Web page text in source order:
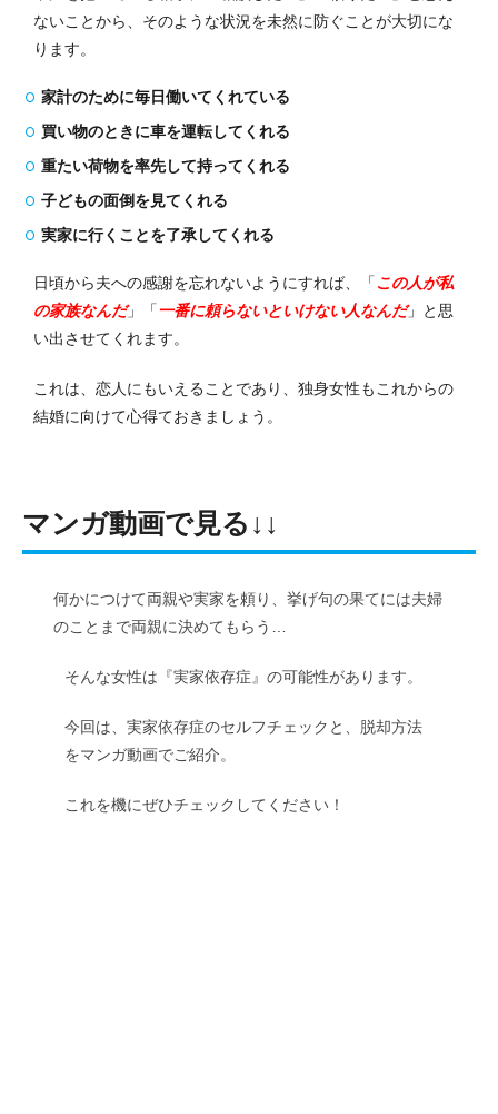
ないことから、そのような状況を未然に防ぐことが大切にな
ります。
家計のために毎日働いてくれている
買い物のときに車を運転してくれる
重たい荷物を率先して持ってくれる
子どもの面倒を見てくれる
実家に行くことを了承してくれる
日頃から夫への感謝を忘れないようにすれば、「 この人が私
の家族なんだ」「 一番に頼らないといけない人なんだ」と思
い出させてくれます。
これは、恋人にもいえることであり、独身女性もこれからの
結婚に向けて心得ておきましょう。
マンガ動画で見る↓↓
何かにつけて両親や実家を頼り、挙げ句の果てには夫婦
のことまで両親に決めてもらう…
そんな女性は『実家依存症』の可能性があります。
今回は、実家依存症のセルフチェックと、脱却方法
をマンガ動画でご紹介。
これを機にぜひチェックしてください！